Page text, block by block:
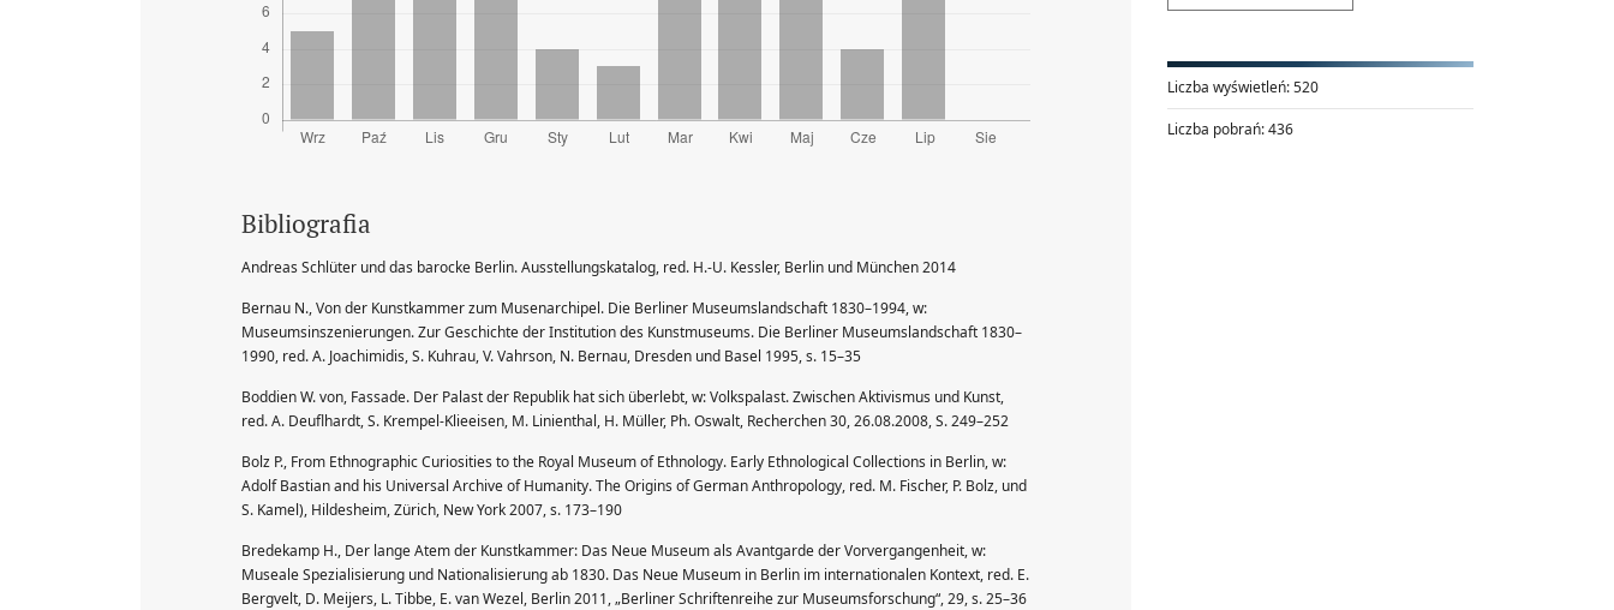
Liczba wyświetleń:520
Liczba pobrań:436
Bibliografia
Andreas Schlüter und das barocke Berlin. Ausstellungskatalog, red. H.-U. Kessler, Berlin und München 2014
Bernau N., Von der Kunstkammer zum Musenarchipel. Die Berliner Museumslandschaft 1830–1994, w:
Museumsinszenierungen. Zur Geschichte der Institution des Kunstmuseums. Die Berliner Museumslandschaft 1830–
1990, red. A. Joachimidis, S. Kuhrau, V. Vahrson, N. Bernau, Dresden und Basel 1995, s. 15–35
Boddien W. von, Fassade. Der Palast der Republik hat sich überlebt, w: Volkspalast. Zwischen Aktivismus und Kunst,
red. A. Deuflhardt, S. Krempel-Klieeisen, M. Linienthal, H. Müller, Ph. Oswalt, Recherchen 30, 26.08.2008, S. 249–252
Bolz P., From Ethnographic Curiosities to the Royal Museum of Ethnology. Early Ethnological Collections in Berlin, w:
Adolf Bastian and his Universal Archive of Humanity. The Origins of German Anthropology, red. M. Fischer, P. Bolz, und
S. Kamel), Hildesheim, Zürich, New York 2007, s. 173–190
Bredekamp H., Der lange Atem der Kunstkammer: Das Neue Museum als Avantgarde der Vorvergangenheit, w:
Museale Spezialisierung und Nationalisierung ab 1830. Das Neue Museum in Berlin im internationalen Kontext, red. E.
Bergvelt, D. Meijers, L. Tibbe, E. van Wezel, Berlin 2011, „Berliner Schriftenreihe zur Museumsforschung“, 29, s. 25–36